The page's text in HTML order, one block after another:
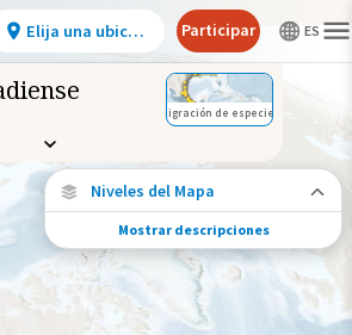
Migración de especies
Niveles del Mapa
Migración de especies
Vea dónde viaja esta especie durante todo
el año.
Ave monitoreada
Mostrar descripciones
Elija una ubicación Participar